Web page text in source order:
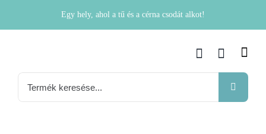
Egy hely, ahol a tű és a cérna csodát alkot!